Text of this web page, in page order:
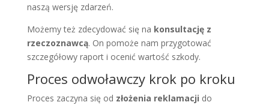
naszą wersję zdarzeń.
Możemy też zdecydować się na konsultację z
rzeczoznawcą. On pomoże nam przygotować
szczegółowy raport i ocenić wartość szkody.
Proces odwoławczy krok po kroku
Proces zaczyna się od złożenia reklamacji do